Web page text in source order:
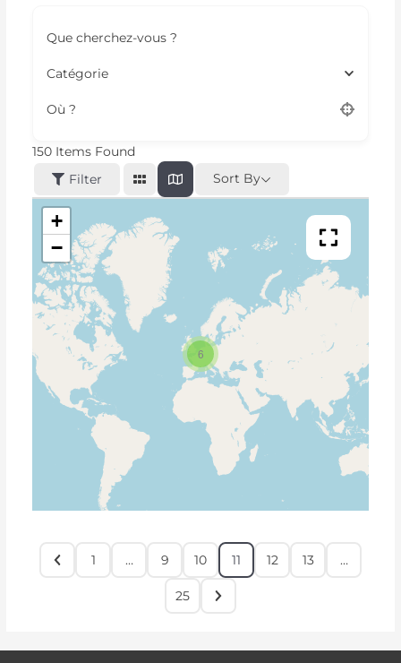
Que cherchez-vous ?
Catégorie
Où ?
150 Items Found
Filter
Sort By
6
+
−
1 … 9 10 11 12 13 …
25